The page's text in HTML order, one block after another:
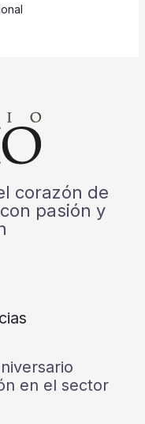
corazón de
pasión y
en el sector